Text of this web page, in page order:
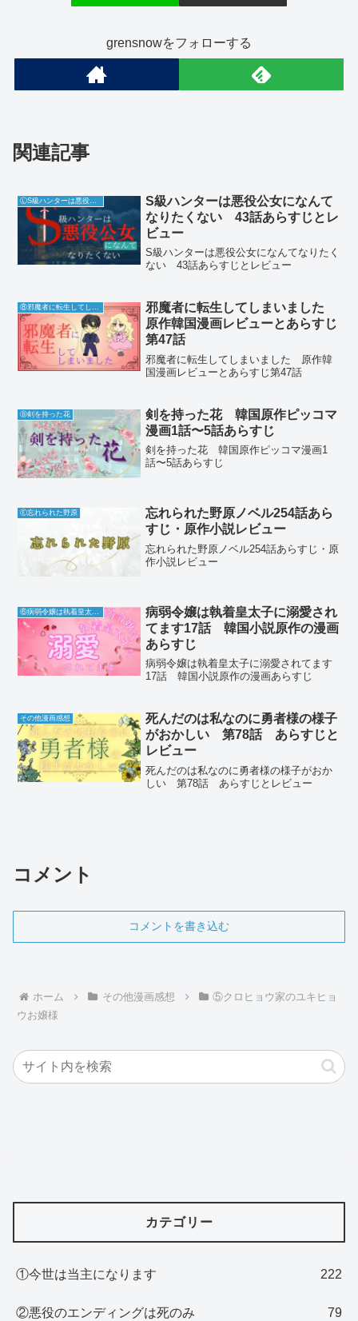
grensnowをフォローする
関連記事
S級ハンターは悪役公女になんて
なりたくない 43話あらすじとレ
ビュー
S級ハンターは悪役公女になんてなりたく
ない 43話あらすじとレビュー
⑧邪魔者に転生してしまいました
邪魔者に転生してしまいました
原作韓国漫画レビューとあらすじ
第47話
邪魔者に転生してしまいました 原作韓
国漫画レビューとあらすじ第47話
Ⓑ剣を持った花
剣を持った花 韓国原作ピッコマ
漫画1話〜5話あらすじ
剣を持った花 韓国原作ピッコマ漫画1
話〜5話あらすじ
Ⓔ忘れられた野原
忘れられた野原ノベル254話あら
すじ・原作小説レビュー
忘れられた野原ノベル254話あらすじ・原
作小説レビュー
病弱令嬢は執着皇太子に溺愛され
てます17話 韓国小説原作の漫画
あらすじ
病弱令嬢は執着皇太子に溺愛されてます
17話 韓国小説原作の漫画あらすじ
その他漫画感想
死んだのは私なのに勇者様の様子
がおかしい 第78話 あらすじと
レビュー
死んだのは私なのに勇者様の様子がおか
しい 第78話 あらすじとレビュー
コメント
コメントを書き込む
ホーム その他漫画感想
⑤クロヒョウ家のユキヒョ
ウお嬢様
カテゴリー
①今世は当主になります 222
②悪役のエンディングは死のみ 79